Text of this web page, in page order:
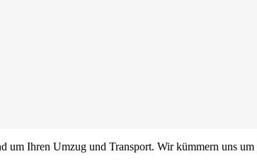
Ihren Umzug und Transport. Wir kümmern uns um